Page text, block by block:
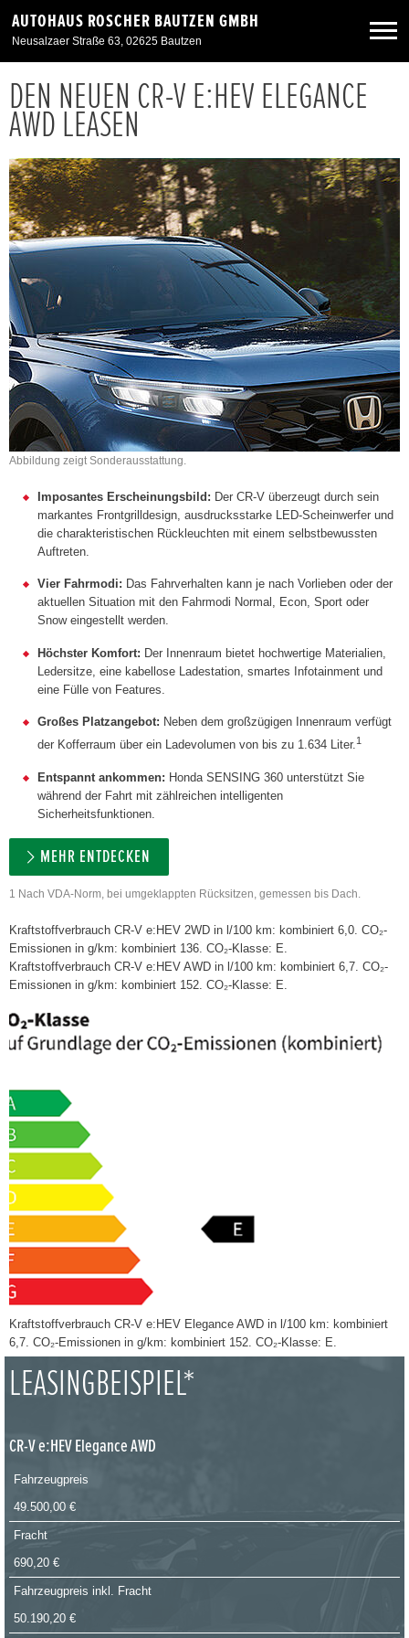
AUTOHAUS ROSCHER BAUTZEN GMBH
Neusalzaer Straße 63, 02625 Bautzen
Neuwagen
Angebote
Service & Zubehör
Unser Autohaus
DEN NEUEN CR-V E:HEV ELEGANCE
AWD LEASEN
Abbildung zeigt Sonderausstattung.
Imposantes Erscheinungsbild: Der CR-V überzeugt durch sein
markantes Frontgrilldesign, ausdrucksstarke LED-Scheinwerfer und
die charakteristischen Rückleuchten mit einem selbstbewussten
Auftreten.
Vier Fahrmodi: Das Fahrverhalten kann je nach Vorlieben oder der
aktuellen Situation mit den Fahrmodi Normal, Econ, Sport oder
Snow eingestellt werden.
Höchster Komfort: Der Innenraum bietet hochwertige Materialien,
Ledersitze, eine kabellose Ladestation, smartes Infotainment und
eine Fülle von Features.
Großes Platzangebot: Neben dem großzügigen Innenraum verfügt
der Kofferraum über ein Ladevolumen von bis zu 1.634 Liter.1
Entspannt ankommen: Honda SENSING 360 unterstützt Sie
während der Fahrt mit zählreichen intelligenten
Sicherheitsfunktionen.
MEHR ENTDECKEN
1 Nach VDA-Norm, bei umgeklappten Rücksitzen, gemessen bis Dach.
Kraftstoffverbrauch CR-V e:HEV 2WD in l/100 km: kombiniert 6,0. CO₂-
Emissionen in g/km: kombiniert 136. CO₂-Klasse: E.
Kraftstoffverbrauch CR-V e:HEV AWD in l/100 km: kombiniert 6,7. CO₂-
Emissionen in g/km: kombiniert 152. CO₂-Klasse: E.
Kraftstoffverbrauch CR-V e:HEV Elegance AWD in l/100 km: kombiniert
6,7. CO₂-Emissionen in g/km: kombiniert 152. CO₂-Klasse: E.
LEASINGBEISPIEL*
CR-V e:HEV Elegance AWD
Fahrzeugpreis
49.500,00 €
Fracht
690,20 €
Fahrzeugpreis inkl. Fracht
50.190,20 €